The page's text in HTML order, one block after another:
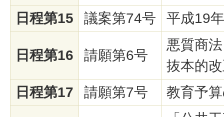
日程第15
議案第74号 平成19
日程第16 請願第6号
悪質商
抜本的
日程第17
請願第7号 教育予